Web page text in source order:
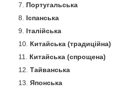
Португальська
Іспанська
Італійська
Китайська (традиційна)
Китайська (спрощена)
Тайванська
Японська